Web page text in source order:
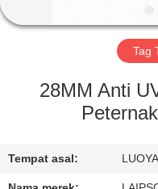
TUR
KONTROL
Tag
28MM Anti
Tempat asal: